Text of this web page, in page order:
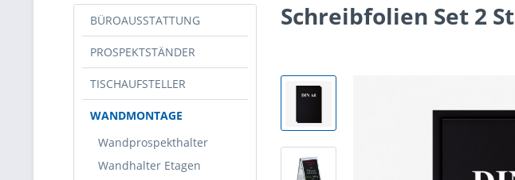
BÜROAUSSTATTUNG
PROSPEKTSTÄNDER
TISCHAUFSTELLER
WANDMONTAGE
Wandprospekthalter
Wandhalter Etagen
Schreibfolien Set 2